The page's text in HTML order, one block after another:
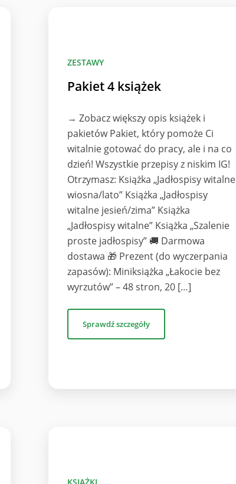
ZESTAWY
Pakiet 4 książek
→ Zobacz większy opis książek i
pakietów Pakiet, który pomoże Ci
witalnie gotować do pracy, ale i na co
dzień! Wszystkie przepisy z niskim IG!
Otrzymasz: Książka „Jadłospisy witalne
wiosna/lato” Książka „Jadłospisy
witalne jesień/zima” Książka
„Jadłospisy witalne” Książka „Szalenie
proste jadłospisy” 🚚 Darmowa
dostawa 🎁 Prezent (do wyczerpania
zapasów): Miniksiążka „Łakocie bez
wyrzutów” – 48 stron, 20 […]
Sprawdź szczegóły